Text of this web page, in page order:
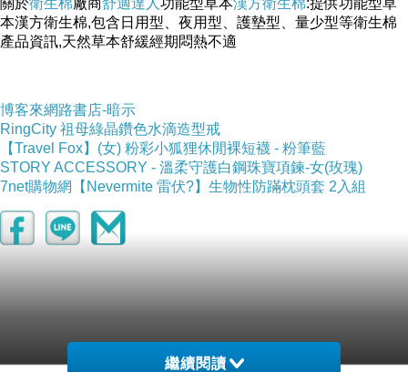
關於衛生棉廠商舒適達人 功能型草本漢方衛生棉:提供功能型草
本漢方衛生棉,包含日用型、夜用型、護墊型、量少型等衛生棉
產品資訊,天然草本舒緩經期悶熱不適
博客來網路書店-暗示
RingCity 祖母綠晶鑽色水滴造型戒
【Travel Fox】(女) 粉彩小狐狸休閒裸短襪 - 粉筆藍
STORY ACCESSORY - 溫柔守護白鋼珠寶項鍊-女(玫瑰)
7net購物網【Nevermite 雷伏?】生物性防蹣枕頭套 2入組
繼續閱讀